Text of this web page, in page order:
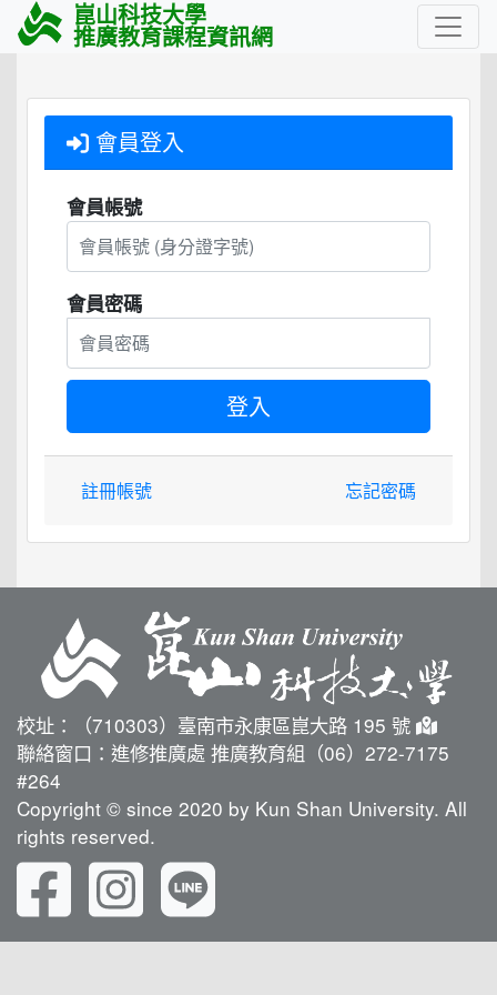
崑山科技大學
推廣教育課程資訊網
會員登入
會員帳號
會員密碼
註冊帳號 忘記密碼
校址：（710303）臺南市永康區崑大路 195 號
聯絡窗口：進修推廣處 推廣教育組（06）272-7175
#264
Copyright © since 2020 by Kun Shan University. All
rights reserved.